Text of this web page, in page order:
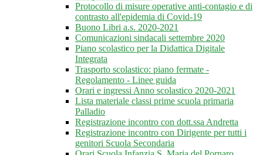
Protocollo di misure operative anti-contagio e di
contrasto all'epidemia di Covid-19
Buono Libri a.s. 2020-2021
Comunicazioni sindacali settembre 2020
Piano scolastico per la Didattica Digitale
Integrata
Trasporto scolastico: piano fermate -
Regolamento - Linee guida
Orari e ingressi Anno scolastico 2020-2021
Lista materiale classi prime scuola primaria
Palladio
Registrazione incontro con dott.ssa Andretta
Registrazione incontro con Dirigente per tutti i
genitori Scuola Secondaria